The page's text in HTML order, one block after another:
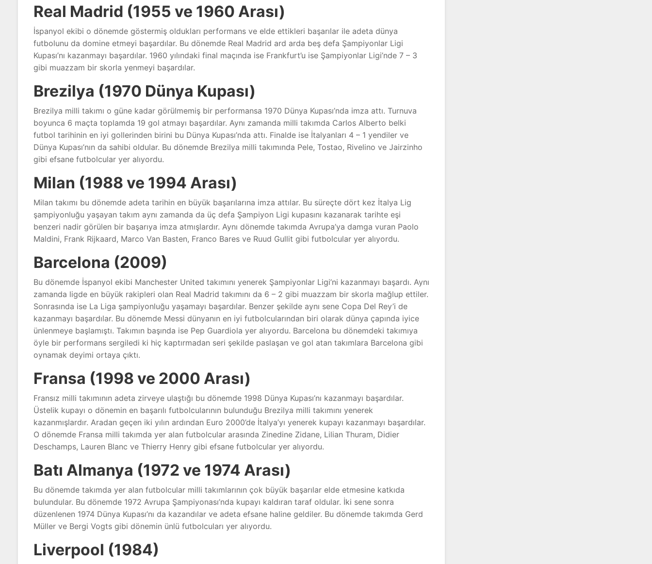
Real Madrid (1955 ve 1960 Arası)
İspanyol ekibi o dönemde göstermiş oldukları performans ve elde ettikleri başarılar ile adeta dünya
futbolunu da domine etmeyi başardılar. Bu dönemde Real Madrid ard arda beş defa Şampiyonlar Ligi
Kupası’nı kazanmayı başardılar. 1960 yılındaki final maçında ise Frankfurt’u ise Şampiyonlar Ligi’nde 7 – 3
gibi muazzam bir skorla yenmeyi başardılar.
Brezilya (1970 Dünya Kupası)
Brezilya milli takımı o güne kadar görülmemiş bir performansa 1970 Dünya Kupası’nda imza attı. Turnuva
boyunca 6 maçta toplamda 19 gol atmayı başardılar. Aynı zamanda milli takımda Carlos Alberto belki
futbol tarihinin en iyi gollerinden birini bu Dünya Kupası’nda attı. Finalde ise İtalyanları 4 – 1 yendiler ve
Dünya Kupası’nın da sahibi oldular. Bu dönemde Brezilya milli takımında Pele, Tostao, Rivelino ve Jairzinho
gibi efsane futbolcular yer alıyordu.
Milan (1988 ve 1994 Arası)
Milan takımı bu dönemde adeta tarihin en büyük başarılarına imza attılar. Bu süreçte dört kez İtalya Lig
şampiyonluğu yaşayan takım aynı zamanda da üç defa Şampiyon Ligi kupasını kazanarak tarihte eşi
benzeri nadir görülen bir başarıya imza atmışlardır. Aynı dönemde takımda Avrupa’ya damga vuran Paolo
Maldini, Frank Rijkaard, Marco Van Basten, Franco Bares ve Ruud Gullit gibi futbolcular yer alıyordu.
Barcelona (2009)
Bu dönemde İspanyol ekibi Manchester United takımını yenerek Şampiyonlar Ligi’ni kazanmayı başardı. Aynı
zamanda ligde en büyük rakipleri olan Real Madrid takımını da 6 – 2 gibi muazzam bir skorla mağlup ettiler.
Sonrasında ise La Liga şampiyonluğu yaşamayı başardılar. Benzer şekilde aynı sene Copa Del Rey’i de
kazanmayı başardılar. Bu dönemde Messi dünyanın en iyi futbolcularından biri olarak dünya çapında iyice
ünlenmeye başlamıştı. Takımın başında ise Pep Guardiola yer alıyordu. Barcelona bu dönemdeki takımıya
öyle bir performans sergiledi ki hiç kaptırmadan seri şekilde paslaşan ve gol atan takımlara Barcelona gibi
oynamak deyimi ortaya çıktı.
Fransa (1998 ve 2000 Arası)
Fransız milli takımının adeta zirveye ulaştığı bu dönemde 1998 Dünya Kupası’nı kazanmayı başardılar.
Üstelik kupayı o dönemin en başarılı futbolcularının bulunduğu Brezilya milli takımını yenerek
kazanmışlardır. Aradan geçen iki yılın ardından Euro 2000’de İtalya’yı yenerek kupayı kazanmayı başardılar.
O dönemde Fransa milli takımda yer alan futbolcular arasında Zinedine Zidane, Lilian Thuram, Didier
Deschamps, Lauren Blanc ve Thierry Henry gibi efsane futbolcular yer alıyordu.
Batı Almanya (1972 ve 1974 Arası)
Bu dönemde takımda yer alan futbolcular milli takımlarının çok büyük başarılar elde etmesine katkıda
bulundular. Bu dönemde 1972 Avrupa Şampiyonası’nda kupayı kaldıran taraf oldular. İki sene sonra
düzenlenen 1974 Dünya Kupası’nı da kazandılar ve adeta efsane haline geldiler. Bu dönemde takımda Gerd
Müller ve Bergi Vogts gibi dönemin ünlü futbolcuları yer alıyordu.
Liverpool (1984)